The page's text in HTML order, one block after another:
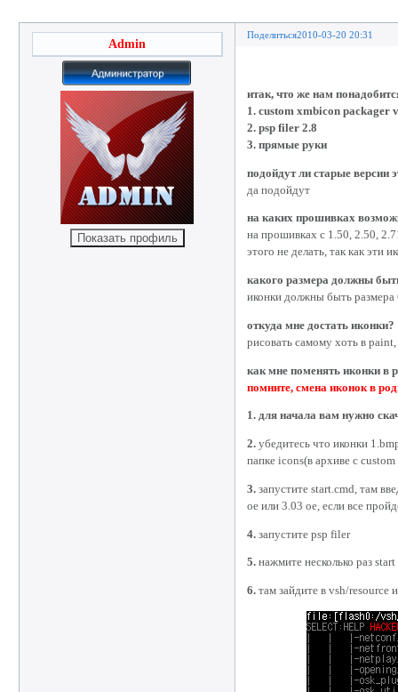
Поделиться2010-03-20 20:31
Admin
итак, что же нам
1. custom xmbicon packager
2. psp filer 2.8
3. прямые руки
подойдут ли старые версии
да подойдут
на каких прошивках
на прошивках с 1.50, 2.50,
этого не делать, так как эти
какого размера должны
иконки должны быть
откуда мне достать иконки?
рисовать самому хоть в paint,
как мне поменять иконки в
помните, смена иконок в
1. для начала вам нужно
2. убедитесь что иконки
папке icons(в архиве с
3. запустите start.cmd, там
oe или 3.03 oe, если все
4. запустите psp filer
5. нажмите несколько раз
6. там зайдите в vsh/